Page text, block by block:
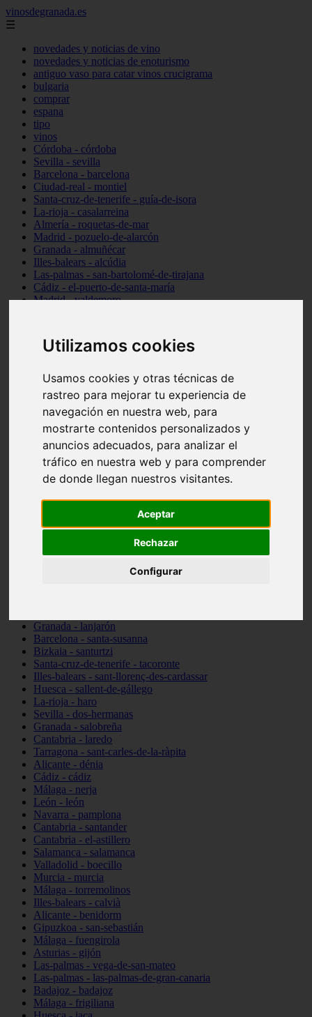
Utilizamos cookies
Usamos cookies y otras técnicas de
rastreo para mejorar tu experiencia de
navegación en nuestra web, para
mostrarte contenidos personalizados y
anuncios adecuados, para analizar el
tráfico en nuestra web y para comprender
de donde llegan nuestros visitantes.
Aceptar
Rechazar
Configurar
vinosdegranada.es
☰
novedades y noticias de vino
novedades y noticias de enoturismo
antiguo vaso para catar vinos crucigrama
bulgaria
comprar
espana
tipo
vinos
Córdoba - córdoba
Sevilla - sevilla
Barcelona - barcelona
Ciudad-real - montiel
Santa-cruz-de-tenerife - guía-de-isora
La-rioja - casalarreina
Almería - roquetas-de-mar
Madrid - pozuelo-de-alarcón
Granada - almuñécar
Illes-balears - alcúdia
Las-palmas - san-bartolomé-de-tirajana
Cádiz - el-puerto-de-santa-maría
Madrid - valdemoro
Cantabria - suances
Sevilla - bormujos
Málaga - júzcar
Huesca - alquézar
Huesca - castejón-de-sos
Lleida - alt-àneu
Córdoba - almedinilla
Navarra - zangoza
Cantabria - arenas-de-iguña
Barcelona - la-pobla-de-lillet
Murcia - cartagena
Madrid - nuevo-baztán
Granada - lanjarón
Barcelona - santa-susanna
Bizkaia - santurtzi
Santa-cruz-de-tenerife - tacoronte
Illes-balears - sant-llorenç-des-cardassar
Huesca - sallent-de-gállego
La-rioja - haro
Sevilla - dos-hermanas
Granada - salobreña
Cantabria - laredo
Tarragona - sant-carles-de-la-ràpita
Alicante - dénia
Cádiz - cádiz
Málaga - nerja
León - león
Navarra - pamplona
Cantabria - santander
Cantabria - el-astillero
Salamanca - salamanca
Valladolid - boecillo
Murcia - murcia
Málaga - torremolinos
Illes-balears - calvià
Alicante - benidorm
Gipuzkoa - san-sebastián
Málaga - fuengirola
Asturias - gijón
Las-palmas - vega-de-san-mateo
Las-palmas - las-palmas-de-gran-canaria
Badajoz - badajoz
Málaga - frigiliana